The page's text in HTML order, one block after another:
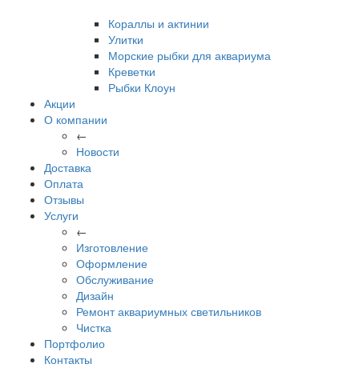
Кораллы и актинии
Улитки
Морские рыбки для аквариума
Креветки
Рыбки Клоун
Акции
О компании
←
Новости
Доставка
Оплата
Отзывы
Услуги
←
Изготовление
Оформление
Обслуживание
Дизайн
Ремонт аквариумных светильников
Чистка
Портфолио
Контакты